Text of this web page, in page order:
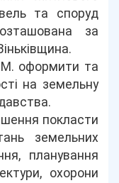
та споруд
за
оформити та
на земельну
покласти
земельних
планування
охорони